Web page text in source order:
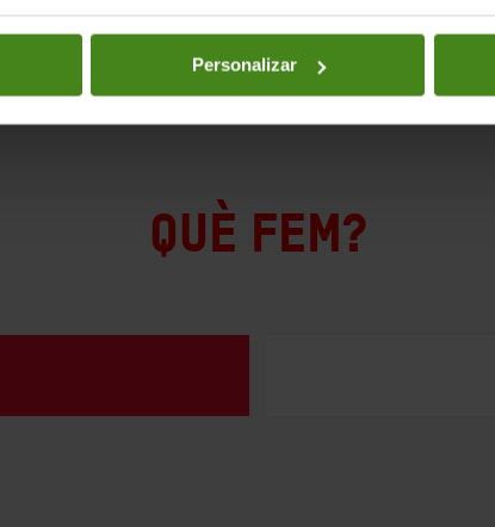
Personalizar
QUÈ FEM?